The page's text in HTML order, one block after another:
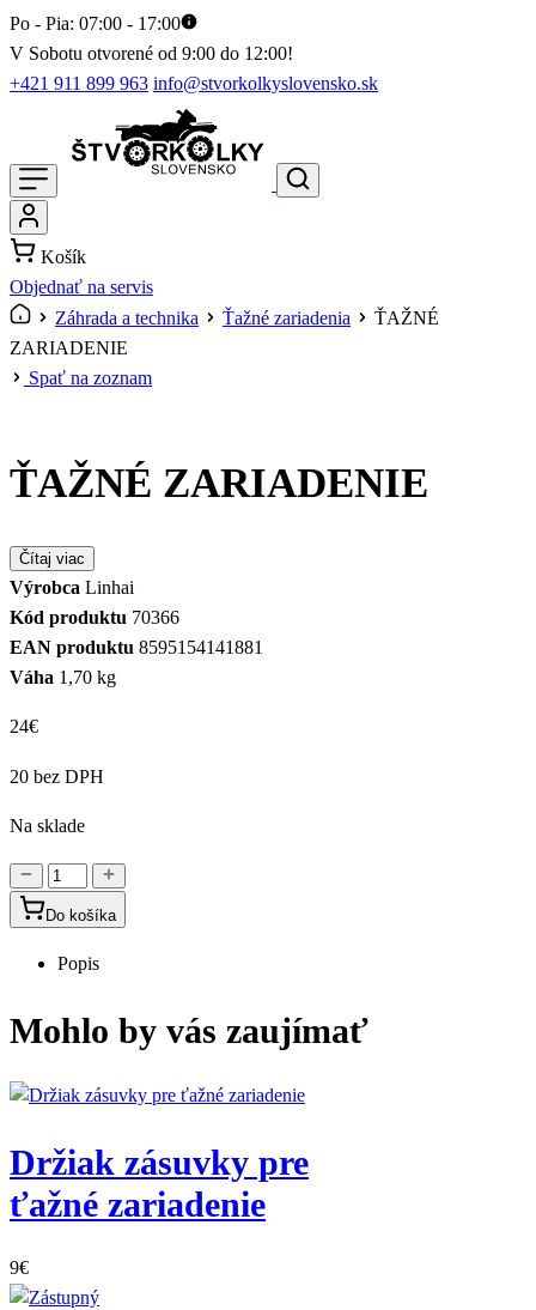
Po - Pia: 07:00 - 17:00
V Sobotu otvorené od 9:00 do 12:00!
+421 911 899 963 info@stvorkolkyslovensko.sk
Košík
Objednať na servis
Záhrada a technika
Ťažné zariadenia
ŤAŽNÉ
ZARIADENIE
Spať na zoznam
ŤAŽNÉ ZARIADENIE
Čítaj viac
Výrobca Linhai
Kód produktu 70366
EAN produktu 8595154141881
Váha 1,70 kg
24€
20 bez DPH
Na sklade
množstvo
ŤAŽNÉ
ZARIADENIE
Do košíka
Popis
Mohlo by vás zaujímať
Držiak zásuvky pre
ťažné zariadenie
9€